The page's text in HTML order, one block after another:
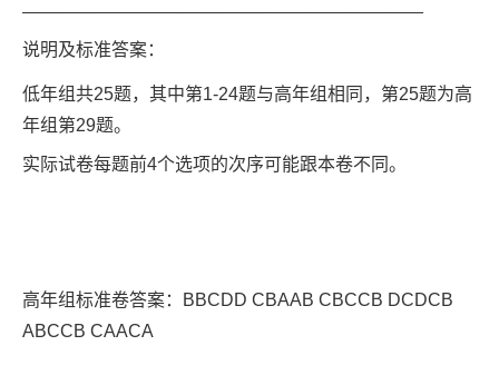
说明及标准答案：
低年组共25题，其中第1-24题与高年组相同，第25题为高
年组第29题。
实际试卷每题前4个选项的次序可能跟本卷不同。
高年组标准卷答案：BBCDD CBAAB CBCCB DCDCB
ABCCB CAACA